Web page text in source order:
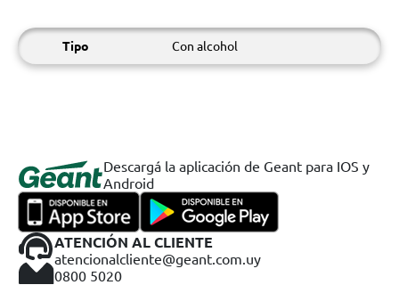
Tipo Con alcohol
Descargá la aplicación de Geant para IOS y
Android
ATENCIÓN AL CLIENTE
atencionalcliente@geant.com.uy
0800 5020